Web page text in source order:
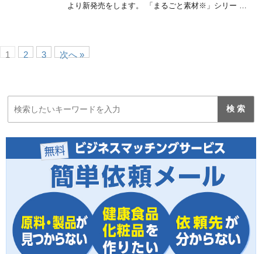
より新発売をします。 「まるごと素材※」シリー …
1 2 3 次へ »